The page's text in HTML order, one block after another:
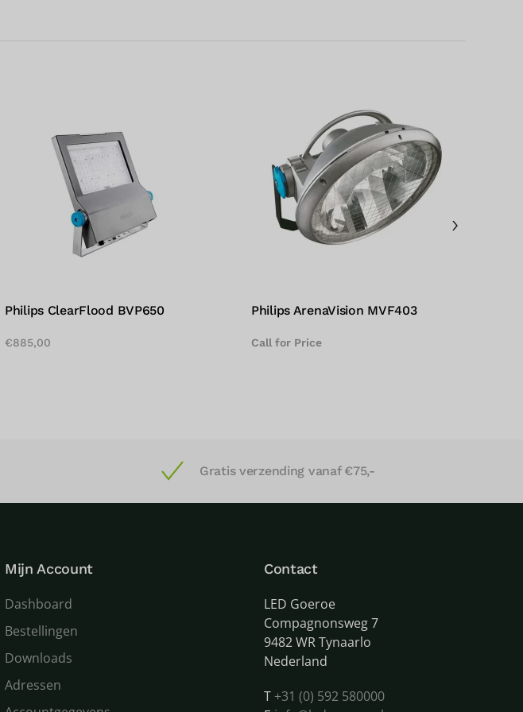
Philips ClearFlood BVP650
€885,00
Philips ArenaVision MVF403
Call for Price
Gratis verzending vanaf €75,-
Mijn Account
Dashboard
Bestellingen
Downloads
Adressen
Contact
LED Goeroe
Compagnonsweg 7
9482 WR Tynaarlo
Nederland
T +31 (0) 592 580000